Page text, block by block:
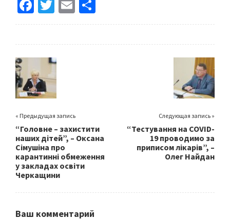
Fa
ce
o
o
k
T
wi
er
E
m h
« Предыдущая запись
“Головне – захистити
наших дітей”, – Оксана
Сімушіна про
карантинні обмеження
у закладах освіти
Черкащини
Следующая запись »
“Тестування на COVID-
19 проводимо за
приписом лікарів”, –
Олег Найдан
Ваш комментарий